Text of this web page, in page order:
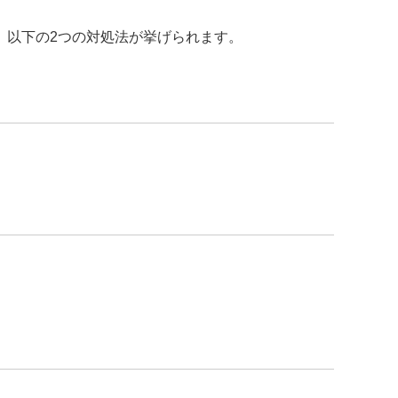
下の2つの対処法が挙げられます。